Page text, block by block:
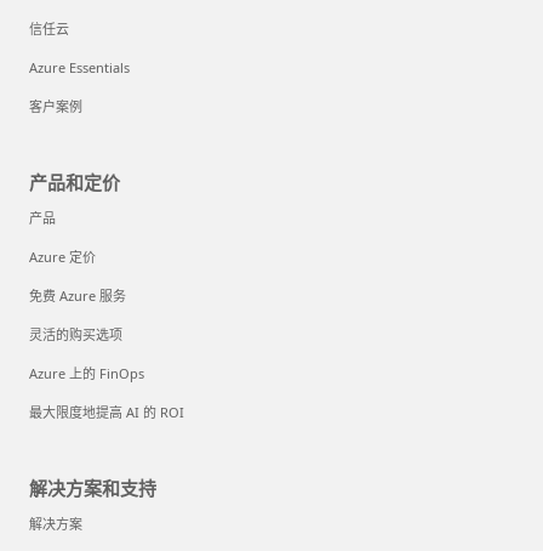
信任云
Azure Essentials
客户案例
产品和定价
产品
Azure 定价
免费 Azure 服务
灵活的购买选项
Azure 上的 FinOps
最大限度地提高 AI 的 ROI
解决方案和支持
解决方案